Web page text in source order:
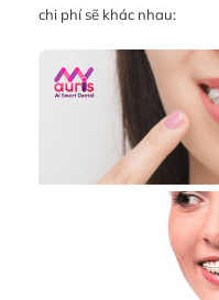
chi phí sẽ khác nhau: